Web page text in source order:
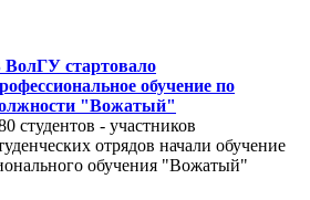
ВолГУ стартовало
обучение по
"Вожатый"
студентов - участников
отрядов начали обучение
обучения "Вожатый"